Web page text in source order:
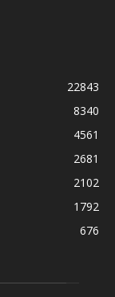
22843
8340
4561
2681
2102
1792
676